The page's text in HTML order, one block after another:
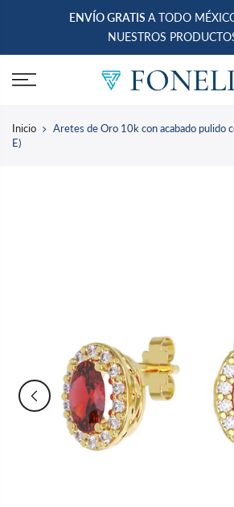
ENVÍO GRATIS A TODO
NUESTROS
Inicio
Aretes de Oro 10k con acabado pulido
E)